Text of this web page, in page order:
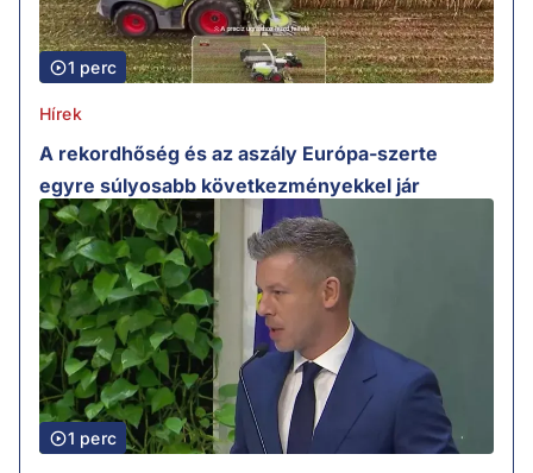
1 perc
Hírek
A rekordhőség és az aszály Európa-szerte
egyre súlyosabb következményekkel jár
1 perc